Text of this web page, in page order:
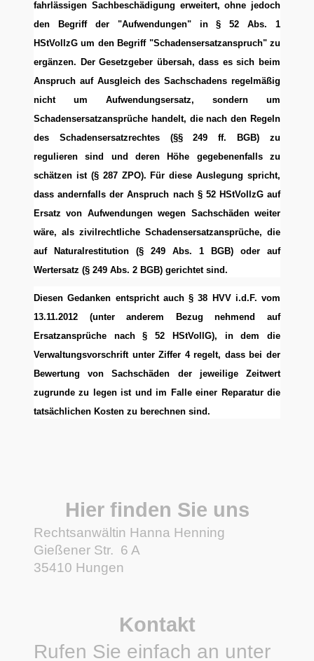
fahrlässigen Sachbeschädigung erweitert, ohne jedoch
den Begriff der "Aufwendungen" in § 52 Abs. 1
HStVollzG um den Begriff "Schadensersatzanspruch" zu
ergänzen. Der Gesetzgeber übersah, dass es sich beim
Anspruch auf Ausgleich des Sachschadens regelmäßig
nicht um Aufwendungsersatz, sondern um
Schadensersatzansprüche handelt, die nach den Regeln
des Schadensersatzrechtes (§§ 249 ff. BGB) zu
regulieren sind und deren Höhe gegebenenfalls zu
schätzen ist (§ 287 ZPO). Für diese Auslegung spricht,
dass andernfalls der Anspruch nach § 52 HStVollzG auf
Ersatz von Aufwendungen wegen Sachschäden weiter
wäre, als zivilrechtliche Schadensersatzansprüche, die
auf Naturalrestitution (§ 249 Abs. 1 BGB) oder auf
Wertersatz (§ 249 Abs. 2 BGB) gerichtet sind.
Diesen Gedanken entspricht auch § 38 HVV i.d.F. vom
13.11.2012 (unter anderem Bezug nehmend auf
Ersatzansprüche nach § 52 HStVollG), in dem die
Verwaltungsvorschrift unter Ziffer 4 regelt, dass bei der
Bewertung von Sachschäden der jeweilige Zeitwert
zugrunde zu legen ist und im Falle einer Reparatur die
tatsächlichen Kosten zu berechnen sind.
Hier finden Sie uns
Rechtsanwältin Hanna Henning
Gießener Str. 6 A
35410 Hungen
Kontakt
Rufen Sie einfach an unter